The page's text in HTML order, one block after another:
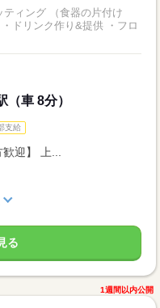
ティング （食器の片付け
ドリンク作り&提供 ・フロ
車 8分）
支給
迎】 上...
る
1週間以内公開